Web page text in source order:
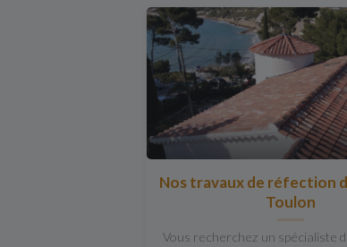
Nos travaux de réfection
Toulon
Vous recherchez un spécialiste